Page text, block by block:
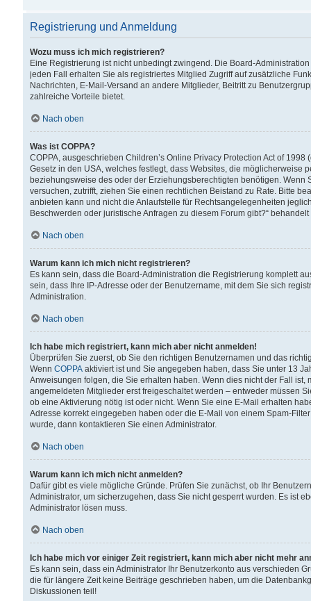
Registrierung und Anmeldung
Wozu muss ich mich registrieren?
Eine Registrierung ist nicht unbedingt zwingend. Die Board-
jeden Fall erhalten Sie als registriertes Mitglied Zugriff auf zusätzliche
Nachrichten, E-Mail-Versand an andere Mitglieder, Beitritt zu
zahlreiche Vorteile bietet.
Nach oben
Was ist COPPA?
COPPA, ausgeschrieben Children’s Online Privacy Protection Act of
Gesetz in den USA, welches festlegt, dass Websites, die
beziehungsweise des oder der Erziehungsberechtigten benötigen.
versuchen, zutrifft, ziehen Sie einen rechtlichen Beistand zu Rate. Bitte
anbieten kann und nicht die Anlaufstelle für Rechtsangelegenheiten
Beschwerden oder juristische Anfragen zu diesem Forum gibt?“
Nach oben
Warum kann ich mich nicht registrieren?
Es kann sein, dass die Board-Administration die Registrierung komplett
sein, dass Ihre IP-Adresse oder der Benutzername, mit dem Sie sich
Administration.
Nach oben
Ich habe mich registriert, kann mich aber nicht anmelden!
Überprüfen Sie zuerst, ob Sie den richtigen Benutzernamen und das
Wenn COPPA aktiviert ist und Sie angegeben haben, dass Sie unter 13
Anweisungen folgen, die Sie erhalten haben. Wenn dies nicht der Fall
angemeldeten Mitglieder erst freigeschaltet werden – entweder müssen
ob eine Aktivierung nötig ist oder nicht. Wenn Sie eine E-Mail erhalten
Adresse korrekt eingegeben haben oder die E-Mail von einem Spam-
wurde, dann kontaktieren Sie einen Administrator.
Nach oben
Warum kann ich mich nicht anmelden?
Dafür gibt es viele mögliche Gründe. Prüfen Sie zunächst, ob Ihr
Administrator, um sicherzugehen, dass Sie nicht gesperrt wurden. Es ist
Administrator lösen muss.
Nach oben
Ich habe mich vor einiger Zeit registriert, kann mich aber nicht mehr
Es kann sein, dass ein Administrator Ihr Benutzerkonto aus verschieden
die für längere Zeit keine Beiträge geschrieben haben, um die
Diskussionen teil!